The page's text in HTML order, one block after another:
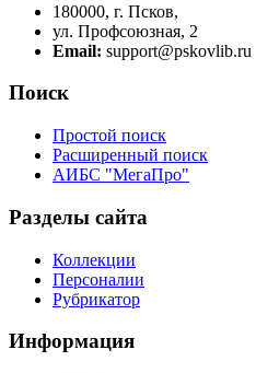
180000, г. Псков,
ул. Профсоюзная, 2
Email: support@pskovlib.ru
Поиск
Простой поиск
Расширенный поиск
АИБС "МегаПро"
Разделы сайта
Коллекции
Персоналии
Рубрикатор
Информация